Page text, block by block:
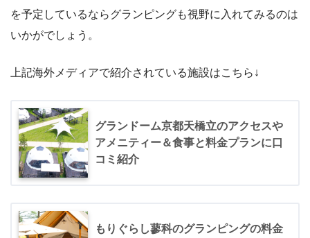
を予定しているならグランピングも視野に入れてみるのは
いかがでしょう。
上記海外メディアで紹介されている施設はこちら↓
グランドーム京都天橋立のアクセスや
アメニティー＆食事と料金プランに口
コミ紹介
もりぐらし蓼科のグランピングの料金